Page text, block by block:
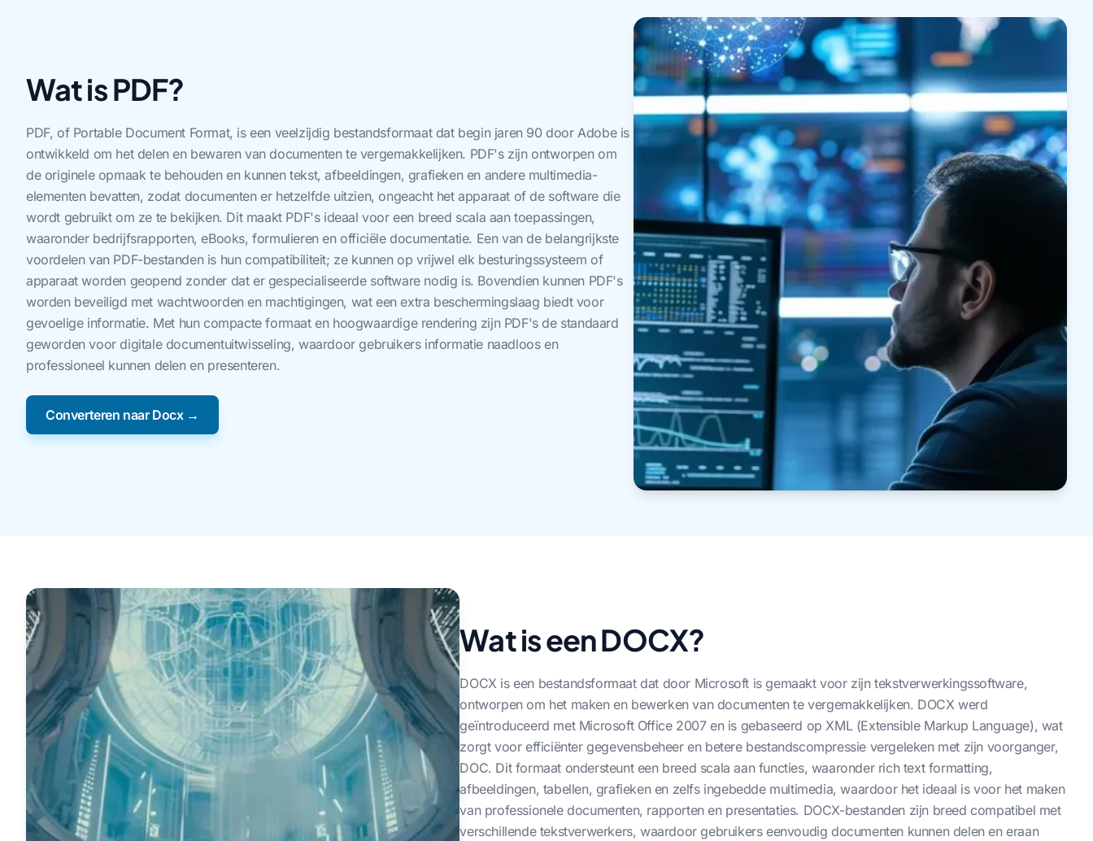
Wat is PDF?
PDF, of Portable Document Format, is een veelzijdig bestandsformaat dat begin jaren 90 door Adobe is
ontwikkeld om het delen en bewaren van documenten te vergemakkelijken. PDF's zijn ontworpen om
de originele opmaak te behouden en kunnen tekst, afbeeldingen, grafieken en andere multimedia-
elementen bevatten, zodat documenten er hetzelfde uitzien, ongeacht het apparaat of de software die
wordt gebruikt om ze te bekijken. Dit maakt PDF's ideaal voor een breed scala aan toepassingen,
waaronder bedrijfsrapporten, eBooks, formulieren en officiële documentatie. Een van de belangrijkste
voordelen van PDF-bestanden is hun compatibiliteit; ze kunnen op vrijwel elk besturingssysteem of
apparaat worden geopend zonder dat er gespecialiseerde software nodig is. Bovendien kunnen PDF's
worden beveiligd met wachtwoorden en machtigingen, wat een extra beschermingslaag biedt voor
gevoelige informatie. Met hun compacte formaat en hoogwaardige rendering zijn PDF's de standaard
geworden voor digitale documentuitwisseling, waardoor gebruikers informatie naadloos en
professioneel kunnen delen en presenteren.
Converteren naar Docx →
Wat is een DOCX?
DOCX is een bestandsformaat dat door Microsoft is gemaakt voor zijn tekstverwerkingssoftware,
ontworpen om het maken en bewerken van documenten te vergemakkelijken. DOCX werd
geïntroduceerd met Microsoft Office 2007 en is gebaseerd op XML (Extensible Markup Language), wat
zorgt voor efficiënter gegevensbeheer en betere bestandscompressie vergeleken met zijn voorganger,
DOC. Dit formaat ondersteunt een breed scala aan functies, waaronder rich text formatting,
afbeeldingen, tabellen, grafieken en zelfs ingebedde multimedia, waardoor het ideaal is voor het maken
van professionele documenten, rapporten en presentaties. DOCX-bestanden zijn breed compatibel met
verschillende tekstverwerkers, waardoor gebruikers eenvoudig documenten kunnen delen en eraan